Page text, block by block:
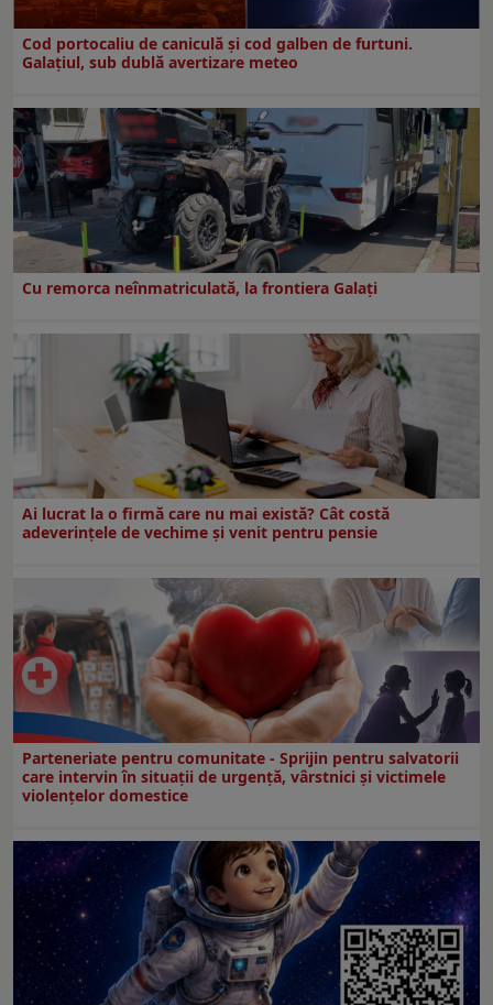
Cod portocaliu de caniculă și cod galben de furtuni.
Galațiul, sub dublă avertizare meteo
Cu remorca neînmatriculată, la frontiera Galați
Ai lucrat la o firmă care nu mai există? Cât costă
adeverințele de vechime și venit pentru pensie
Parteneriate pentru comunitate - Sprijin pentru salvatorii
care intervin în situații de urgență, vârstnici și victimele
violențelor domestice